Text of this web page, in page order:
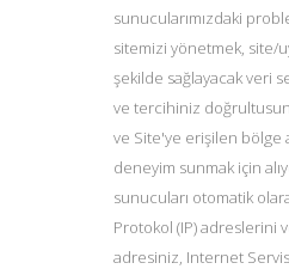
sunucularımızdaki
sitemizi yönetmek, site/
şekilde sağlayacak veri
ve tercihiniz
ve Site'ye erişilen bölge
deneyim sunmak için
sunucuları otomatik
Protokol (IP) adreslerini
adresiniz, Internet Servis